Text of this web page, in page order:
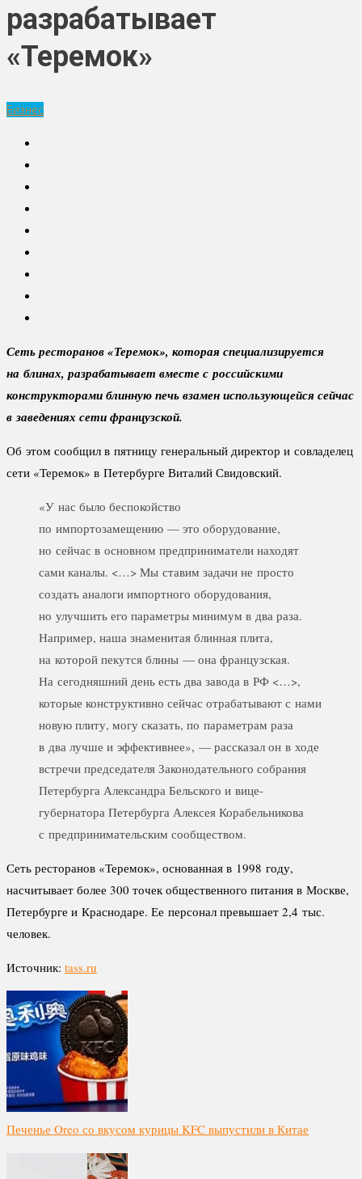
разрабатывает
«Теремок»
Бизнес
Сеть ресторанов «Теремок», которая специализируется
на блинах, разрабатывает вместе с российскими
конструкторами блинную печь взамен использующейся сейчас
в заведениях сети французской.
Об этом сообщил в пятницу генеральный директор и совладелец
сети «Теремок» в Петербурге Виталий Свидовский.
«У нас было беспокойство
по импортозамещению — это оборудование,
но сейчас в основном предприниматели находят
сами каналы. <…> Мы ставим задачи не просто
создать аналоги импортного оборудования,
но улучшить его параметры минимум в два раза.
Например, наша знаменитая блинная плита,
на которой пекутся блины — она французская.
На сегодняшний день есть два завода в РФ <…>,
которые конструктивно сейчас отрабатывают с нами
новую плиту, могу сказать, по параметрам раза
в два лучше и эффективнее», — рассказал он в ходе
встречи председателя Законодательного собрания
Петербурга Александра Бельского и вице-
губернатора Петербурга Алексея Корабельникова
с предпринимательским сообществом.
Сеть ресторанов «Теремок», основанная в 1998 году,
насчитывает более 300 точек общественного питания в Москве,
Петербурге и Краснодаре. Ее персонал превышает 2,4 тыс.
человек.
Источник: tass.ru
Печенье Oreo со вкусом курицы KFC выпустили в Китае